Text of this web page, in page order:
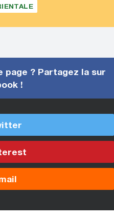
page ? Partagez la sur
!